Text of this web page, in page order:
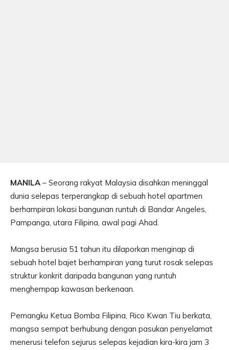
MANILA – Seorang rakyat Malaysia disahkan meninggal
dunia selepas terperangkap di sebuah hotel apartmen
berhampiran lokasi bangunan runtuh di Bandar Angeles,
Pampanga, utara Filipina, awal pagi Ahad.
Mangsa berusia 51 tahun itu dilaporkan menginap di
sebuah hotel bajet berhampiran yang turut rosak selepas
struktur konkrit daripada bangunan yang runtuh
menghempap kawasan berkenaan.
Pemangku Ketua Bomba Filipina, Rico Kwan Tiu berkata,
mangsa sempat berhubung dengan pasukan penyelamat
menerusi telefon sejurus selepas kejadian kira-kira jam 3